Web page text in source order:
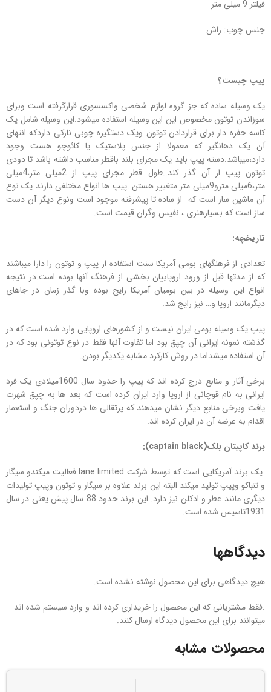
فیلتر 9 میلی متر
جنس چوب: راش
پیپ چیست؟
یک وسیله ساده که جز گروه لوازم شخصی واکسسوری قرارگرفته است وبرای
سوزاندن توتون مخصوص این این وسیله استفاده میشود.این وسیله شامل یک
کاسه حفره دار برای قراردادن توتون ویک دستگیره چوبی نازکی داردکه انتهای
آن یک دهانگیر که معمولا از جنس پلاستیک یا کائوچو هست وجود
دارد،میباشد.دسته پیپ باید یک مجرای بلند باقطر مناسب داشته باشد تا دودی
توتون پیپ از آن گذر کند..طول قطر مجرای پیپ از 2میلی متر،4میلی
متر،6میلی مترو9میلی متر متغییر هستن .پیپ ها انواع مختلفی دارند یک نوع
آن ماشین ساز است که از ساده تا پیشرفته موجود است ونوع دیگر آن دست
ساز است که بسیارهنری ، نفیس وگران قیمت است.
تاریخچه:
تعدادی از فرهنگهای بومی آمریکا سنت استفاده از پیپ و توتون را دارا میباشند
که از مدتها قبل از ورود اروپاییان بخشی از فرهنگ آنها بوده است.در نتیجه
انواع این وسیله در بین بومیان آمریکا رایج بوده وبا گذر زمان در جاهای
دیگرمانند اروپا و… نیز رایج شد.
پیپ یک وسیله بومی ایران نیست و از کشورهای اروپایی وارد شده است که در
گذشته نمونه ایرانی آن چپق بود اما تفاوت آنها فقط در نوع توتونی بود که در
آن استفاده میشداما در روش کارکرد مشابه یکدیگر بودن.
برخی آثار و منابع درج کرده اند که پیپ را حدود سال 1600میلادی یک فرد
ایرانی به نام قوچانی از اروپا وارد ایران کرده است که بعد ها به چپق شهرت
یافت وبرخی منابع دیگر نشان میدهند که پرتقالی ها دردوران جنگ و استعمار
اقدام به عرضه آن در ایران کرده اند.
برند کاپیتان بلک(captain black)
:
یک برند آمریکایی است که توسط شرکت lane limited فعالیت میکندو سیگار
و تنباکو وپیپ تولید میکند البته این برند علاوه بر سیگار و توتون وپیپ تولیدات
دیگری مانند عطر و ادکلن نیز دارد. این برند حدود 88 سال پیش یعنی در سال
1931تاسیس شده است.
دیدگاهها
هیچ دیدگاهی برای این محصول نوشته نشده است.
.فقط مشتریانی که این محصول را خریداری کرده اند و وارد سیستم شده اند
میتوانند برای این محصول دیدگاه ارسال کنند.
محصولات مشابه